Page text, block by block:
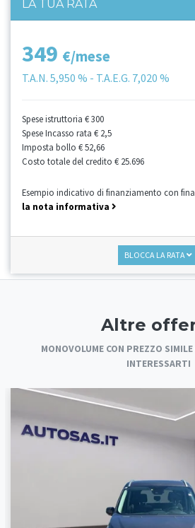
LA TUA RATA
349 €/mese
T.A.N. 5,950 % - T.A.E.G. 7,020 %
Spese istruttoria € 300
Spese Incasso rata € 2,5
Imposta bollo € 52,66
Costo totale del credito € 25.696
Esempio indicativo di finanziamento con
la nota informativa
BLOCCA LA RATA
Altre
MONOVOLUME CON PREZZO
INTERESSARTI